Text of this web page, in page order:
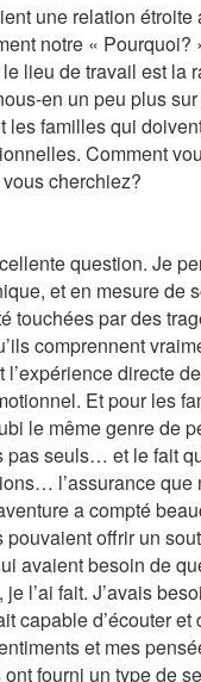
une relation étroite
notre «
lieu de travail est la
en un peu plus
les familles qui
Comment
cherchiez?
question. Je
et en mesure de
touchées par des
comprennent
l’expérience directe
Et pour les
le même genre de
pas seuls… et le fait
l’assurance que
a compté
pouvaient offrir un
avaient besoin de
l’ai fait. J’avais
capable d’écouter et
et mes
ont fourni un type de